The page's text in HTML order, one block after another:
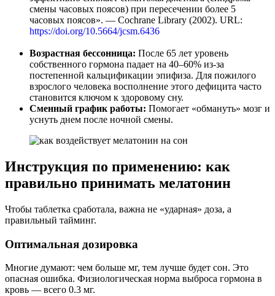
смены часовых поясов) при пересечении более 5
часовых поясов». — Cochrane Library (2002). URL:
https://doi.org/10.5664/jcsm.6436
Возрастная бессонница: После 65 лет уровень
собственного гормона падает на 40–60% из-за
постепенной кальцификации эпифиза. Для пожилого
взрослого человека восполнение этого дефицита часто
становится ключом к здоровому сну.
Сменный график работы: Помогает «обмануть» мозг и
уснуть днем после ночной смены.
Инструкция по применению: как
правильно принимать мелатонин
Чтобы таблетка сработала, важна не «ударная» доза, а
правильный тайминг.
Оптимальная дозировка
Многие думают: чем больше мг, тем лучше будет сон. Это
опасная ошибка. Физиологическая норма выброса гормона в
кровь — всего 0.3 мг.